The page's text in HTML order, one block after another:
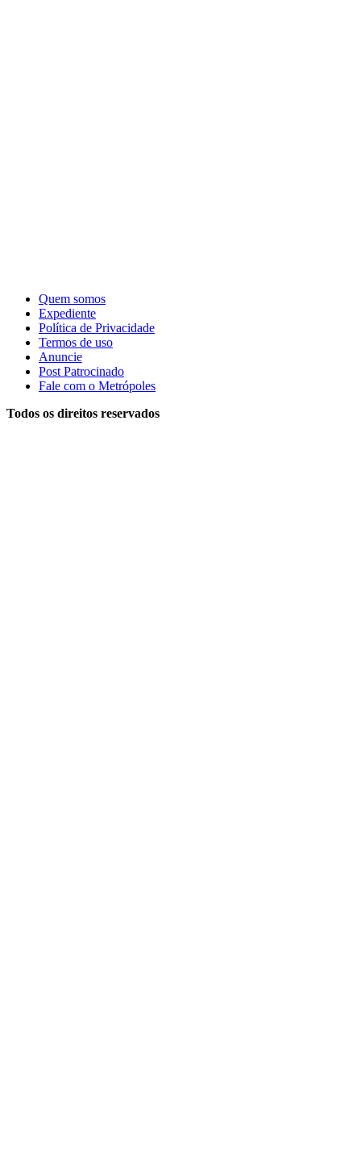
Quem somos
Expediente
Política de Privacidade
Termos de uso
Anuncie
Post Patrocinado
Fale com o Metrópoles
Todos os direitos reservados